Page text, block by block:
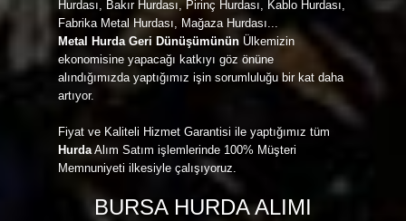
Hurdası, Bakır Hurdası, Pirinç Hurdası, Kablo Hurdası,
Fabrika Metal Hurdası, Mağaza Hurdası...
Metal Hurda Geri Dünüşümünün Ülkemizin
ekonomisine yapacağı katkıyı göz önüne
alındığımızda yaptığımız işin sorumluluğu bir kat daha
artıyor.
Fiyat ve Kaliteli Hizmet Garantisi ile yaptığımız tüm
HurdaAlım Satım işlemlerinde 100% Müşteri
Memnuniyeti ilkesiyle çalışıyoruz.
BURSA HURDA ALIMI